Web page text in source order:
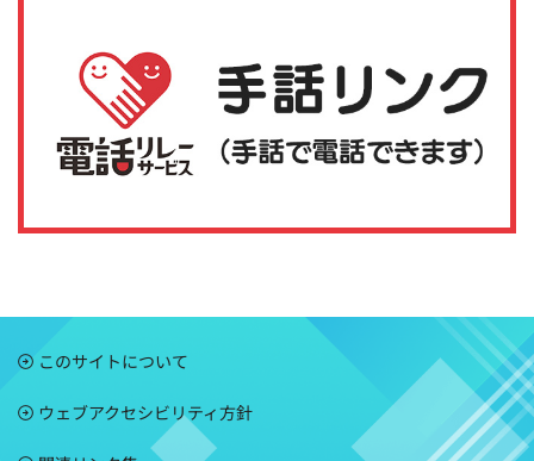
このサイトについて
ウェブアクセシビリティ方針